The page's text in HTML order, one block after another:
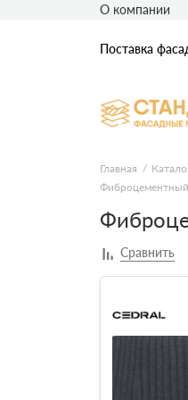
Поставка
О компании
Главная
Фиброцементный